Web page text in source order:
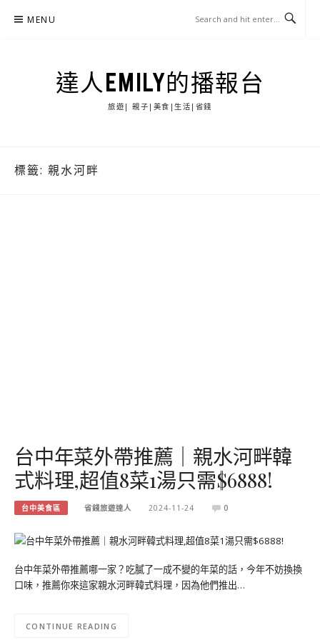
MENU
達人EMILY的播報台
旅遊| 親子|美食|生活|省錢
標籤: 親水河畔
台中年菜外帶推薦｜親水河畔韓
式料理,超值8菜1湯只需$6888!
台中美食區 省錢旅遊達人 2024-11-24 0
台中年菜外帶推薦哪一家？吃膩了一成不變的年菜的話，今年不妨換換
口味，推薦你來這家親水河畔韓式料理，因為他們推出…
CONTINUE READING